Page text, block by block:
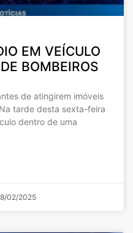
EM VEÍCULO
BOMBEIROS
de atingirem imóveis
tarde desta sexta-feira
dentro de uma
02/2025